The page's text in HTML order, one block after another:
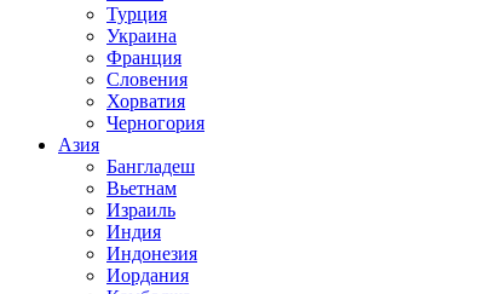
Турция
Украина
Франция
Словения
Хорватия
Черногория
Азия
Бангладеш
Вьетнам
Израиль
Индия
Индонезия
Иордания